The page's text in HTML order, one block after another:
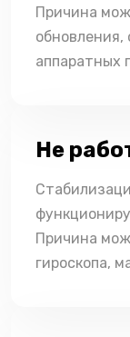
Причина
обновления,
аппаратных
Не
Причина
гироскопа,